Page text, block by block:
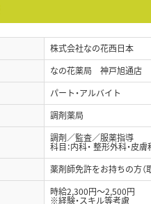
株式会社なの花西日本
なの花薬局 神戸旭通店
パート・アルバイト
調剤薬局
調剤／監査／服薬指導
科目：内科・ 整形外科・皮膚
薬剤師免許をお持ちの方（
時給2,300円～2,500円
※経験・スキル等考慮